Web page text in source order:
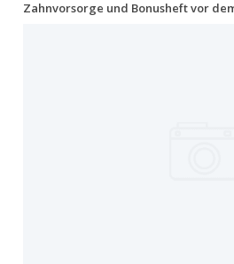
Zahnvorsorge und Bonusheft vor